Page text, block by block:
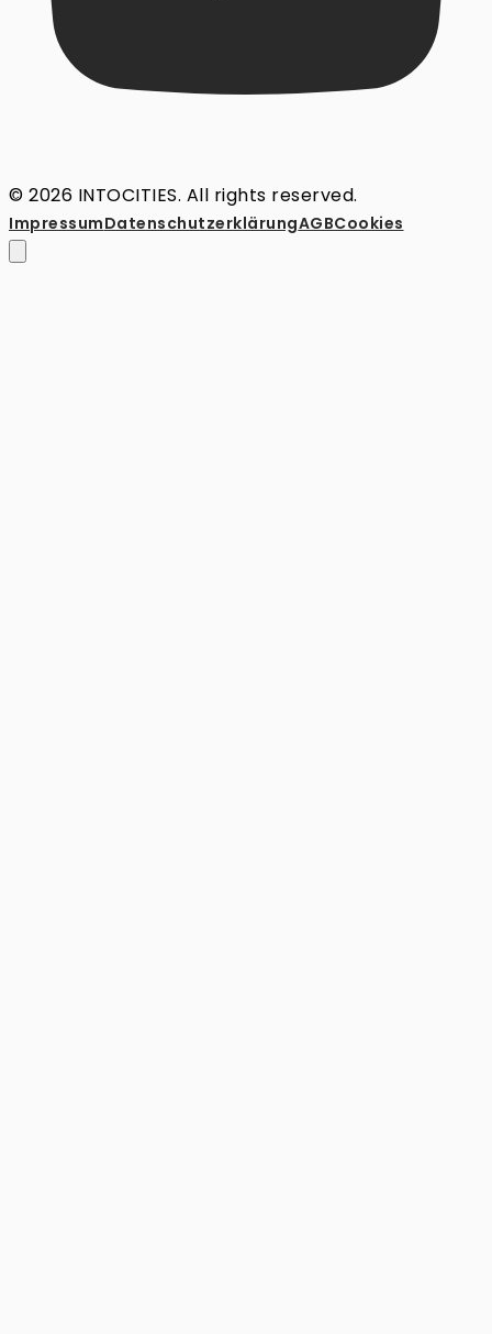
© 2026 INTOCITIES. All rights reserved.
ImpressumDatenschutz­erklärungAGBCookies